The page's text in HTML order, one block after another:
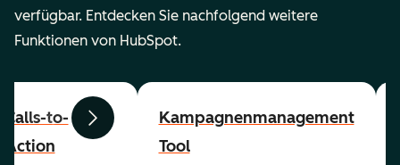
verfügbar. Entdecken Sie nachfolgend weitere
Funktionen von HubSpot.
ZurückWeiter
Calls-to-
Action
Kampagnenmanagement
Tool